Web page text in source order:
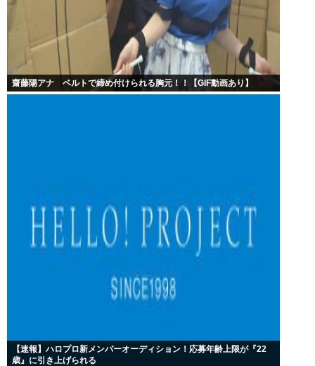
齋藤陽アナ ベルトで締め付けられる胸元！！【GIF動画あり】
【速報】ハロプロ新メンバーオーディション！応募年齢上限が『22
歳』に引き上げられる